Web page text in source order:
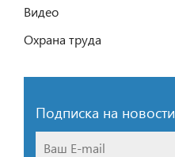
Видео
Охрана труда
Подписка на новости